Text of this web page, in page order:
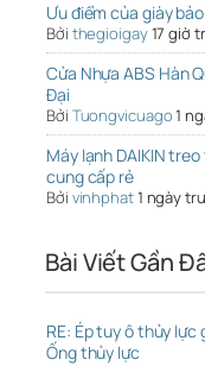
Ưu điểm của giày
Bởi thegioigay17 giờ
Cửa Nhựa ABS Hàn
Đại
Bởi Tuongvicuago1
Máy lạnh DAIKIN
cung cấp rẻ
Bởi vinhphat1 ngày
Bài Viết Gần
RE: Ép tuy ô thủy lực
Ống thủy lực